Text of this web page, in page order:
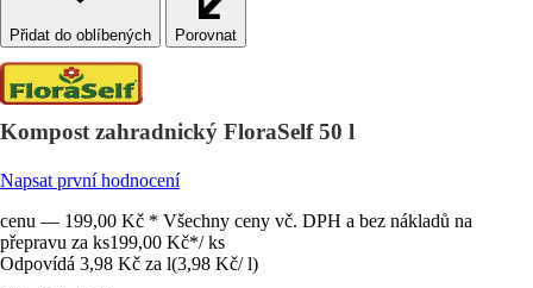
Porovnat
Kompost zahradnický FloraSelf 50 l
Napsat první hodnocení
cenu — 199,00 Kč * Všechny ceny vč. DPH a bez nákladů na
přepravu za ks199,00 Kč*/ ks
Odpovídá 3,98 Kč za l(3,98 Kč/ l)